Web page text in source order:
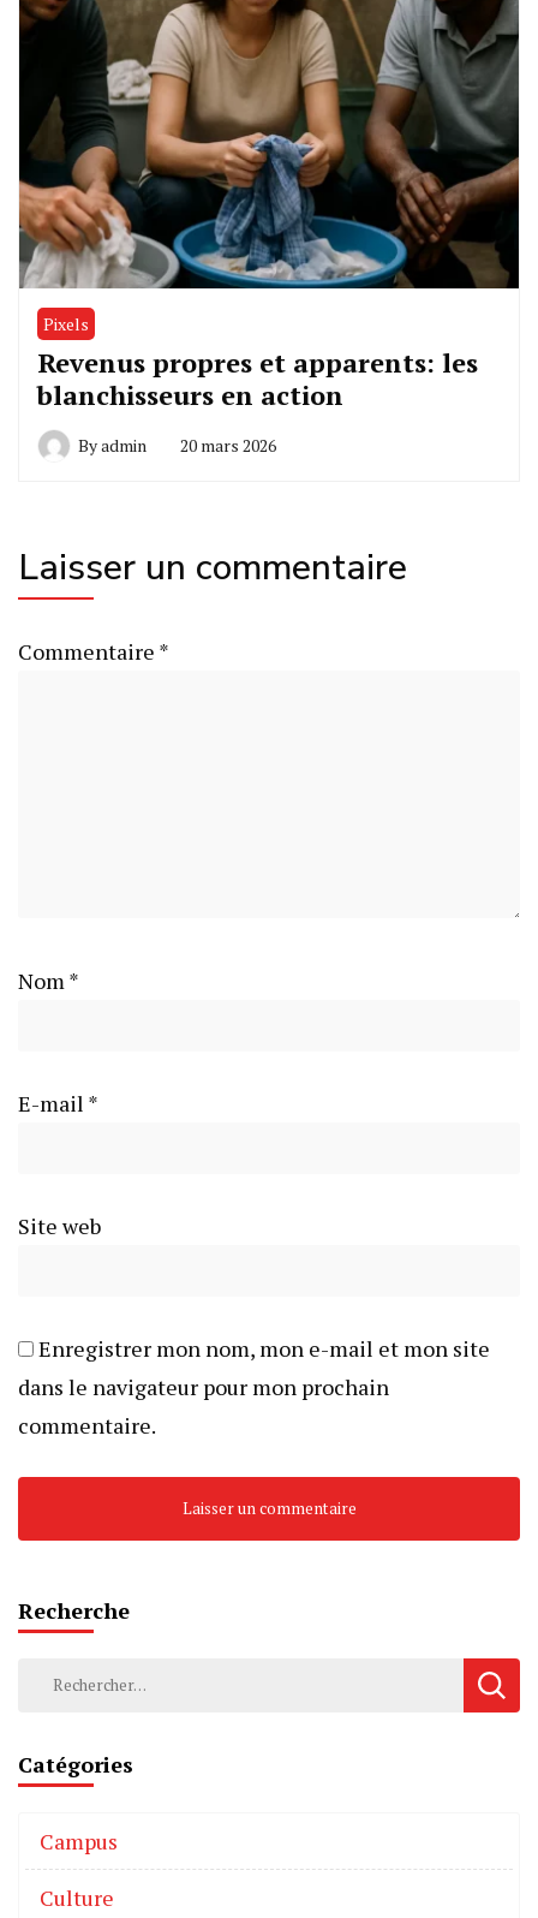
Pixels
Revenus propres et apparents: les
blanchisseurs en action
Byadmin 20 mars 2026
Laisser un commentaire
Commentaire *
Nom *
E-mail *
Site web
Enregistrer mon nom, mon e-mail et mon site
dans le navigateur pour mon prochain
commentaire.
Recherche
Catégories
Campus
Culture